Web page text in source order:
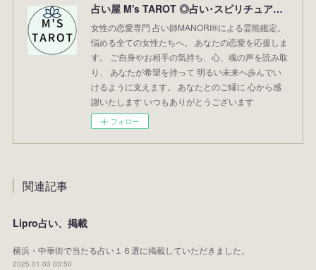
占い屋 M's TAROT ◎占い･スピリチュアル･霊能鑑定･霊視◎まのり占い／レイキ(霊気)／恋活･婚活／恋愛専門／横浜の占い／アプリ監修／レイキマスター【占い師MANORI®】
女性の恋愛専門 占い師MANORI®による霊能鑑定。
悩める全ての女性たちへ。 あなたの恋愛を応援しま
す。 ご自身やお相手の気持ち、心、魂の声を読み取
り、 あなたが希望を持って 明るい未来へ歩んでい
けるように支えます。 あなたとのご縁に 心から感
謝いたします いつもありがとうございます
フォロー
関連記事
Lipro占い、掲載
横浜・中華街で当たる占い１６選に掲載していただきました。
2025.01.03 03:50